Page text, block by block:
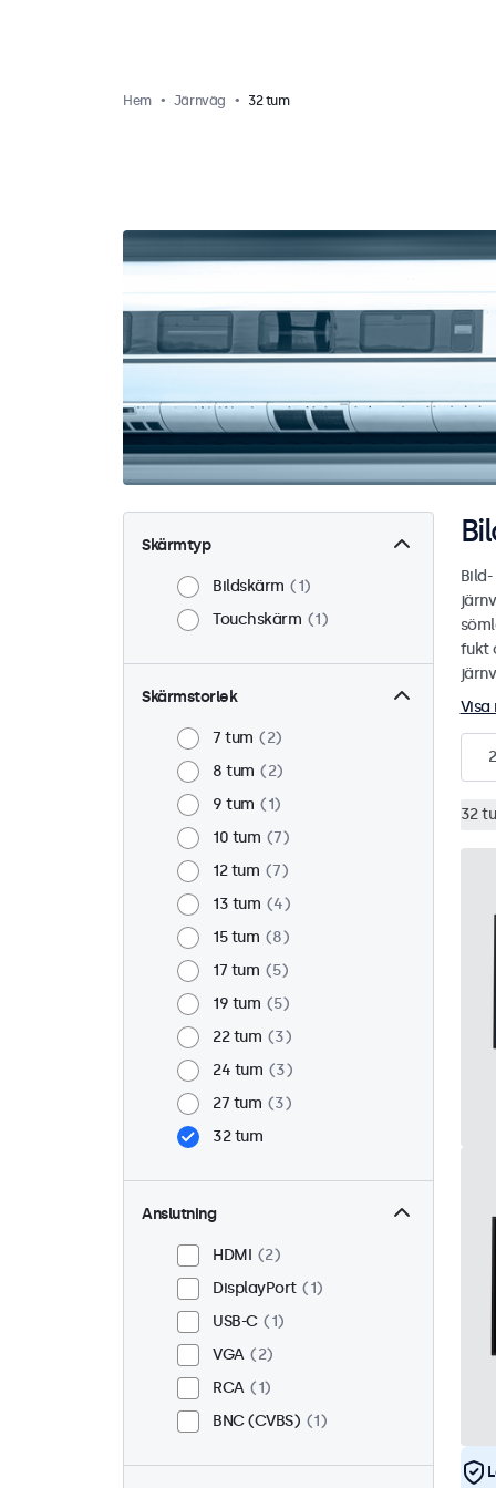
Hem Järnväg 32 tum
Skärmtyp
Bildskärm
1
Touchskärm
1
Skärmstorlek
7 tum
2
8 tum
2
9 tum
1
10 tum
7
12 tum
7
13 tum
4
15 tum
8
17 tum
5
19 tum
5
22 tum
3
24 tum
3
27 tum
3
32 tum
Anslutning
HDMI
2
DisplayPort
1
USB-C
1
VGA
2
RCA
1
BNC (CVBS)
1
fukt
Visa
2
32